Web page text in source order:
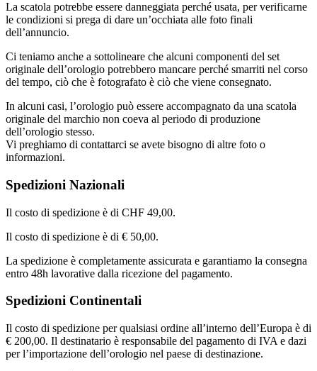
La scatola potrebbe essere danneggiata perché usata, per verificarne
le condizioni si prega di dare un’occhiata alle foto finali
dell’annuncio.
Ci teniamo anche a sottolineare che alcuni componenti del set
originale dell’orologio potrebbero mancare perché smarriti nel corso
del tempo, ciò che è fotografato è ciò che viene consegnato.
In alcuni casi, l’orologio può essere accompagnato da una scatola
originale del marchio non coeva al periodo di produzione
dell’orologio stesso.
Vi preghiamo di contattarci se avete bisogno di altre foto o
informazioni.
Spedizioni Nazionali
Il costo di spedizione è di CHF 49,00.
Il costo di spedizione è di € 50,00.
La spedizione è completamente assicurata e garantiamo la consegna
entro 48h lavorative dalla ricezione del pagamento.
Spedizioni Continentali
Il costo di spedizione per qualsiasi ordine all’interno dell’Europa è di
€ 200,00. Il destinatario è responsabile del pagamento di IVA e dazi
per l’importazione dell’orologio nel paese di destinazione.